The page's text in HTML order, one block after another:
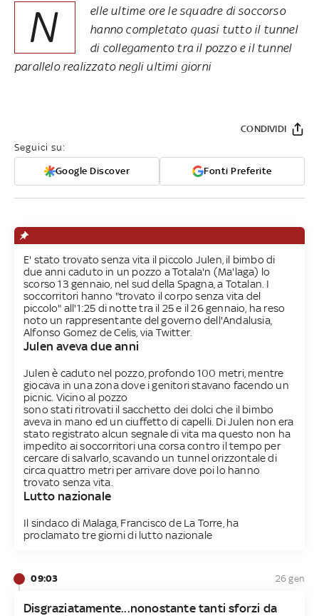
N
elle ultime ore le squadre di soccorso
hanno completato quasi tutto il tunnel
di collegamento tra il pozzo e il tunnel
parallelo realizzato negli ultimi giorni
Seguici su:
Google Discover Fonti Preferite
CONDIVIDI
E' stato trovato senza vita il piccolo Julen, il bimbo di
due anni caduto in un pozzo a Totala'n (Ma'laga) lo
scorso 13 gennaio, nel sud della Spagna, a Totalan. I
soccorritori hanno "trovato il corpo senza vita del
piccolo" all'1:25 di notte tra il 25 e il 26 gennaio, ha reso
noto un rappresentante del governo dell'Andalusia,
Alfonso Gomez de Celis, via Twitter.
Julen aveva due anni
Julen è caduto nel pozzo, profondo 100 metri, mentre
giocava in una zona dove i genitori stavano facendo un
picnic. Vicino al pozzo
sono stati ritrovati il sacchetto dei dolci che il bimbo
aveva in mano ed un ciuffetto di capelli. Di Julen non era
stato registrato alcun segnale di vita ma questo non ha
impedito ai soccorritori una corsa contro il tempo per
cercare di salvarlo, scavando un tunnel orizzontale di
circa quattro metri per arrivare dove poi lo hanno
trovato senza vita.
Lutto nazionale
Il sindaco di Malaga, Francisco de La Torre, ha
proclamato tre giorni di lutto nazionale
09:03 26 gen
Disgraziatamente...nonostante tanti sforzi da